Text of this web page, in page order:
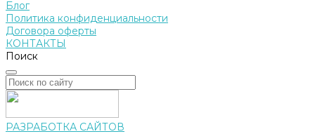
Блог
Политика конфиденциальности
Договора оферты
КОНТАКТЫ
Поиск
РАЗРАБОТКА САЙТОВ